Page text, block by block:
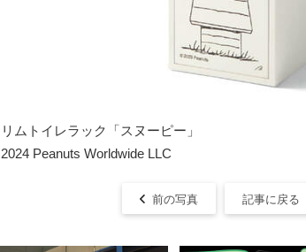
ムトイレラック「スヌーピー」
Peanuts Worldwide LLC
前の写真 記事に戻る